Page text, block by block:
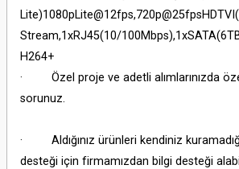
Stream,1xRJ45(10/
H264+
· Özel proje ve adetli alımlarınızda özel
sorunuz.
· Aldığınız ürünleri kendiniz
desteği için firmamızdan bilgi desteği